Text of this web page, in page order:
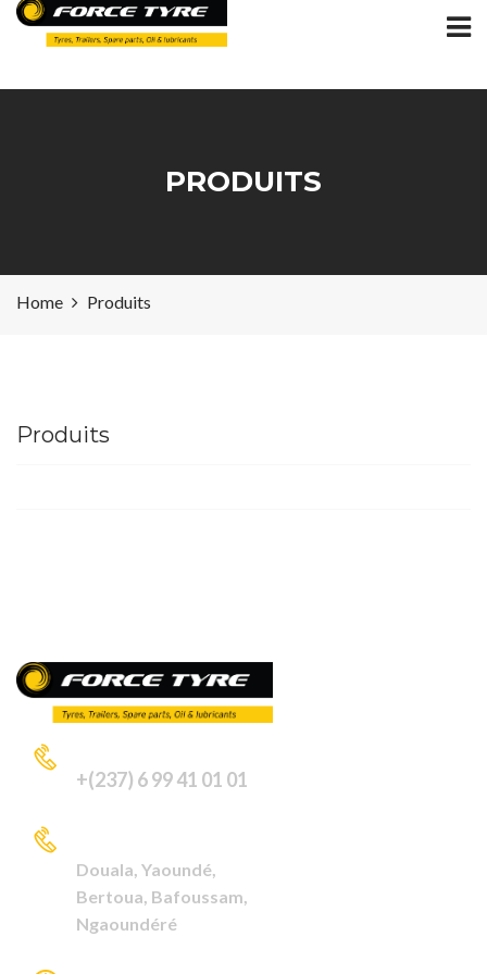
PRODUITS
Home Produits
Produits
+(237) 6 99 41 01 01
Douala, Yaoundé,
Bertoua, Bafoussam,
Ngaoundéré